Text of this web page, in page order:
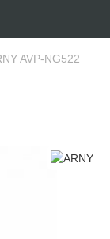
AVP-NG522